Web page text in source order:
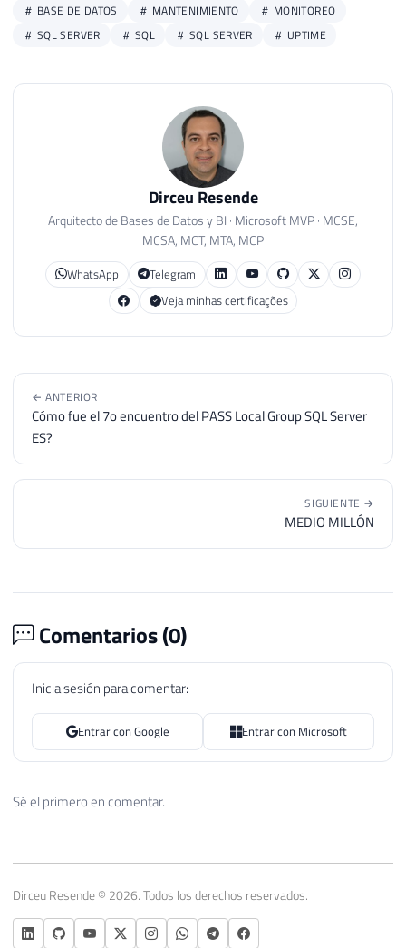
BASE DE DATOS MANTENIMIENTO
MONITOREO
SQL SERVER
SQL SQL SERVER UPTIME
Dirceu Resende
Arquitecto de Bases de Datos y BI · Microsoft MVP · MCSE,
MCSA, MCT, MTA, MCP
WhatsApp
Telegram
Veja minhas certificações
← ANTERIOR
Cómo fue el 7o encuentro del PASS Local Group SQL Server
ES?
SIGUIENTE →
MEDIO MILLÓN
Comentarios (0)
Inicia sesión para comentar:
Entrar con Google Entrar con Microsoft
Sé el primero en comentar.
Dirceu Resende © 2026. Todos los derechos reservados.